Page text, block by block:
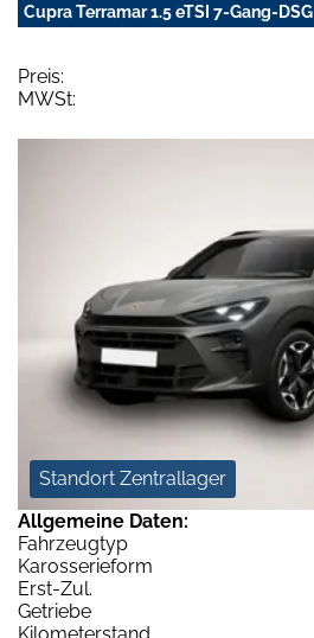
Cupra Terramar 1.5 eTSI 7-Gang-DSG
Preis:
MWSt:
Standort Zentrallager
Allgemeine Daten:
Fahrzeugtyp
Karosserieform
Erst-Zul.
Getriebe